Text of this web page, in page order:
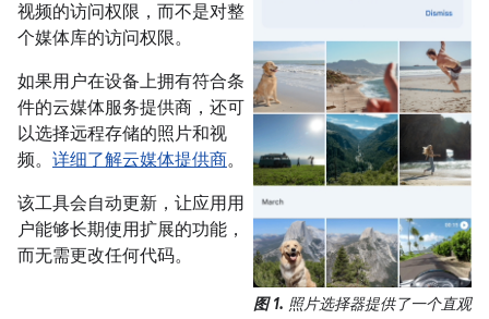
图 1. 照片选择器提供了一个直观
视频的访问权限，而不是对整
个媒体库的访问权限。
如果用户在设备上拥有符合条
件的云媒体服务提供商，还可
以选择远程存储的照片和视
频。 详细了解云媒体提供商。
该工具会自动更新，让应用用
户能够长期使用扩展的功能，
而无需更改任何代码。